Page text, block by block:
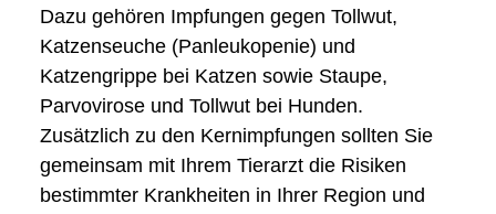
Dazu gehören Impfungen gegen Tollwut,
Katzenseuche (Panleukopenie) und
Katzengrippe bei Katzen sowie Staupe,
Parvovirose und Tollwut bei Hunden.
Zusätzlich zu den Kernimpfungen sollten Sie
gemeinsam mit Ihrem Tierarzt die Risiken
bestimmter Krankheiten in Ihrer Region und